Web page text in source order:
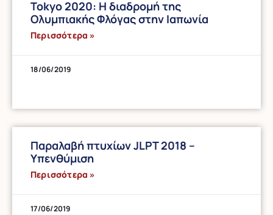
Tokyo 2020: Η διαδρομή της
Ολυμπιακής Φλόγας στην Ιαπωνία
Περισσότερα »
18/06/2019
Παραλαβή πτυχίων JLPT 2018 –
Υπενθύμιση
Περισσότερα »
17/06/2019